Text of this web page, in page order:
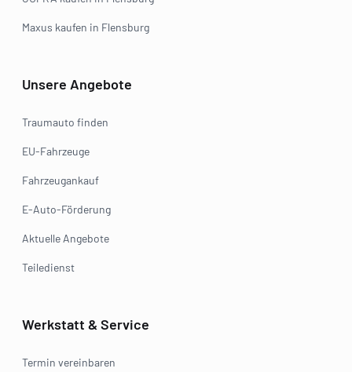
Maxus kaufen in Flensburg
Unsere Angebote
Traumauto finden
EU-Fahrzeuge
Fahrzeugankauf
E-Auto-Förderung
Aktuelle Angebote
Teiledienst
Werkstatt & Service
Termin vereinbaren